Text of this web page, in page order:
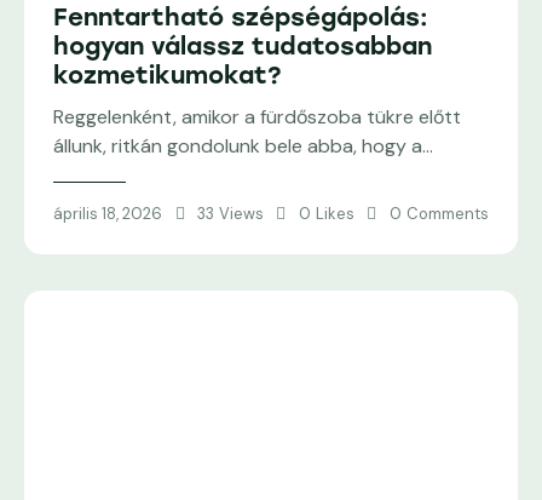
Fenntartható szépségápolás:
hogyan válassz tudatosabban
kozmetikumokat?
Reggelenként, amikor a fürdőszoba tükre előtt
állunk, ritkán gondolunk bele abba, hogy a…
április 18, 2026 33 Views 0 Likes 0 Comments